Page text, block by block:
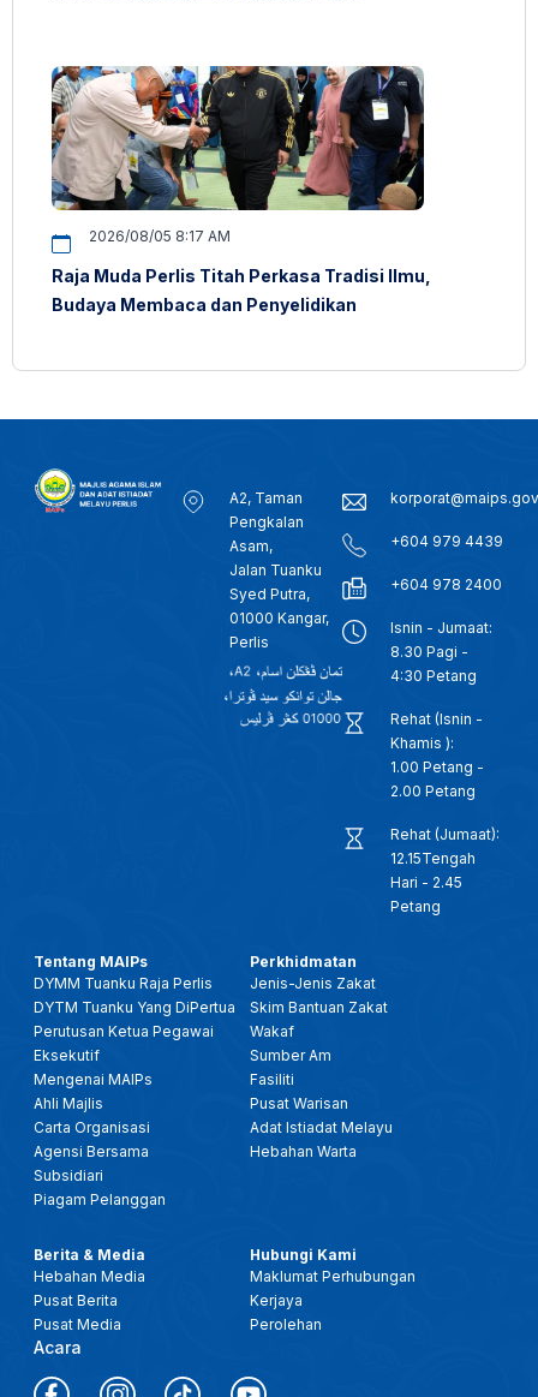
2026/08/05 8:17 AM
Raja Muda Perlis Titah Perkasa Tradisi Ilmu,
Budaya Membaca dan Penyelidikan
A2, Taman
Pengkalan
Asam,
Jalan Tuanku
Syed Putra,
01000 Kangar,
Perlis
+604 979 4439
+604 978 2400
Isnin - Jumaat:
8.30 Pagi -
4:30 Petang
Rehat (Isnin -
Khamis ):
1.00 Petang -
2.00 Petang
Rehat (Jumaat):
12.15Tengah
Hari - 2.45
Petang
Tentang MAIPs
DYMM Tuanku Raja Perlis
DYTM Tuanku Yang DiPertua
Perutusan Ketua Pegawai
Eksekutif
Mengenai MAIPs
Ahli Majlis
Carta Organisasi
Agensi Bersama
Subsidiari
Piagam Pelanggan
Perkhidmatan
Jenis-Jenis Zakat
Skim Bantuan Zakat
Wakaf
Sumber Am
Fasiliti
Pusat Warisan
Adat Istiadat Melayu
Hebahan Warta
Berita & Media
Hebahan Media
Pusat Berita
Pusat Media
Acara
Hubungi Kami
Maklumat Perhubungan
Kerjaya
Perolehan